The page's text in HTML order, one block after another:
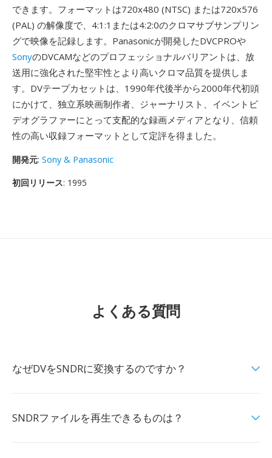
できます。フォーマットは720x480 (NTSC) または720x576
(PAL) の解像度で、4:1:1または4:2:0のクロマサブサンプリン
グで映像を記録します。Panasonicが開発したDVCPROや
SonyのDVCAMなどのプロフェッショナルバリアントは、放
送用に強化された堅牢性とより高いクロマ品質を提供しま
す。DVテープカセットは、1990年代後半から2000年代初頭
にかけて、独立系映画制作者、ジャーナリスト、イベントビ
デオグラファーにとって支配的な録画メディアとなり、信頼
性の高い収録フォーマットとして定評を得ました。
開発元: Sony & Panasonic
初回リリース: 1995
よくある質問
なぜDVをSNDRに変換するのですか？
SNDRファイルを再生できるものは？